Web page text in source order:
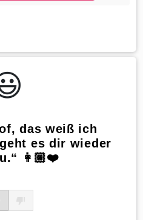
das weiß ich
es dir wieder
👩🏼❤️